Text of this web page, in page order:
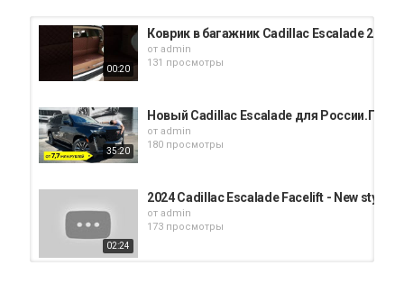
00:20
Коврик в багажник Cadillac Escalade 2020г.
от admin
131 просмотры
35:20
Новый Cadillac Escalade для
от admin
180 просмотры
02:24
2024 Cadillac Escalade Facelift - New
от admin
173 просмотры